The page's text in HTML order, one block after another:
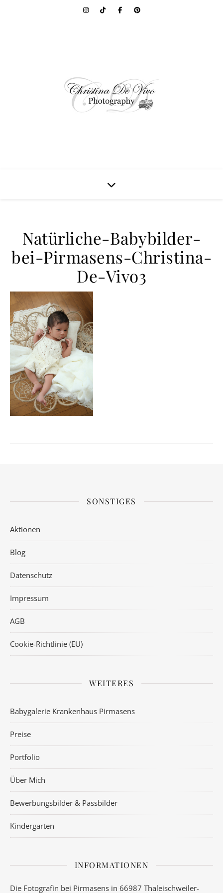
Natürliche-Babybilder-
bei-Pirmasens-Christina-
De-Vivo3
SONSTIGES
Aktionen
Blog
Datenschutz
Impressum
AGB
Cookie-Richtlinie (EU)
WEITERES
Babygalerie Krankenhaus Pirmasens
Preise
Portfolio
Über Mich
Bewerbungsbilder & Passbilder
Kindergarten
INFORMATIONEN
Die Fotografin bei Pirmasens in 66987 Thaleischweiler-